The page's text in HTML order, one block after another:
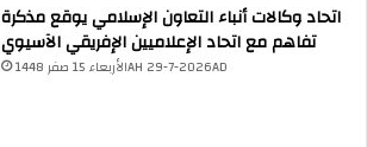
اتحاد وكالات أنباء التعاون الإسلامي يوقع مذكرة
تفاهم مع اتحاد الإعلاميين الإفريقي الآسيوي
الأربعاء 15 صفر 1448AH 29-7-2026AD